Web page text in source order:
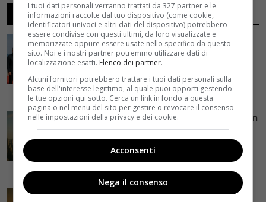
ARTICOLI RECENTI
Festival di San Sebastián 2026:
Larrán e Leigh in concorso per la
Concha de Oro
9 Agosto 2026
Godzilla Minus Zero a New York Film
Festival — Il seguito del capolavoro
Oscar in anteprima mondiale
Lioness – Terza stagione su
I tuoi dati personali verranno trattati da 327 partner e le
informazioni raccolte dal tuo dispositivo (come cookie,
identificatori univoci e altri dati del dispositivo) potrebbero
essere condivise con questi ultimi, da loro visualizzate e
memorizzate oppure essere usate nello specifico da questo
sito. Noi e i nostri partner potremmo utilizzare dati di
localizzazione esatti. Elenco dei partner.
Alcuni fornitori potrebbero trattare i tuoi dati personali sulla
base dell'interesse legittimo, al quale puoi opporti gestendo
le tue opzioni qui sotto. Cerca un link in fondo a questa
pagina o nel menu del sito per gestire o revocare il consenso
nelle impostazioni della privacy e dei cookie.
Acconsenti
Nega il consenso